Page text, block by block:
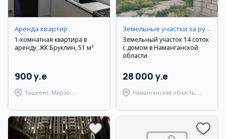
Аренда квартир
1-комнатная квартира в
аренду, ЖК Бруклин, 51 м²
900 y.e
Ташкент, Мирзо-
Земельные участки за рубежом
Земельный участок 14 соток
с домом в Наманганской
области
28 000 y.e
Наманганская область,